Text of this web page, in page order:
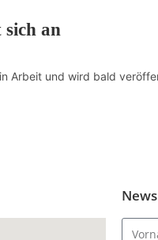
an
Arbeit und wird bald